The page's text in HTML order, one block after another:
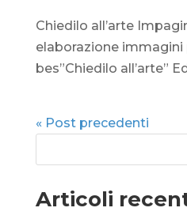
Chiedilo all’arte
elaborazione immagini
bes”Chiedilo all’arte”
« Post precedenti
Articoli